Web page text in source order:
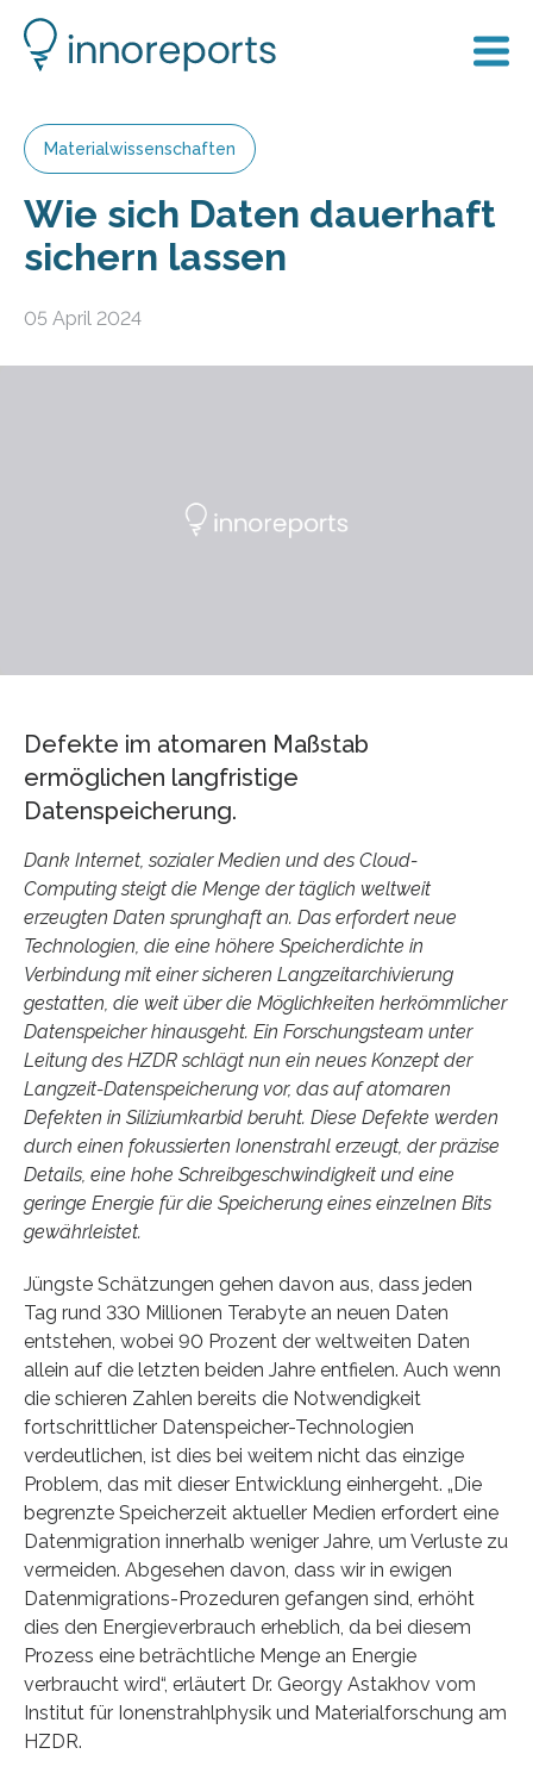
Materialwissenschaften
Wie sich Daten dauerhaft
sichern lassen
05 April 2024
Defekte im atomaren Maßstab
ermöglichen langfristige
Datenspeicherung.
Dank Internet, sozialer Medien und des Cloud-
Computing steigt die Menge der täglich weltweit
erzeugten Daten sprunghaft an. Das erfordert neue
Technologien, die eine höhere Speicherdichte in
Verbindung mit einer sicheren Langzeitarchivierung
gestatten, die weit über die Möglichkeiten herkömmlicher
Datenspeicher hinausgeht. Ein Forschungsteam unter
Leitung des HZDR schlägt nun ein neues Konzept der
Langzeit-Datenspeicherung vor, das auf atomaren
Defekten in Siliziumkarbid beruht. Diese Defekte werden
durch einen fokussierten Ionenstrahl erzeugt, der präzise
Details, eine hohe Schreibgeschwindigkeit und eine
geringe Energie für die Speicherung eines einzelnen Bits
gewährleistet.
Jüngste Schätzungen gehen davon aus, dass jeden
Tag rund 330 Millionen Terabyte an neuen Daten
entstehen, wobei 90 Prozent der weltweiten Daten
allein auf die letzten beiden Jahre entfielen. Auch wenn
die schieren Zahlen bereits die Notwendigkeit
fortschrittlicher Datenspeicher-Technologien
verdeutlichen, ist dies bei weitem nicht das einzige
Problem, das mit dieser Entwicklung einhergeht. „Die
begrenzte Speicherzeit aktueller Medien erfordert eine
Datenmigration innerhalb weniger Jahre, um Verluste zu
vermeiden. Abgesehen davon, dass wir in ewigen
Datenmigrations-Prozeduren gefangen sind, erhöht
dies den Energieverbrauch erheblich, da bei diesem
Prozess eine beträchtliche Menge an Energie
verbraucht wird“, erläutert Dr. Georgy Astakhov vom
Institut für Ionenstrahlphysik und Materialforschung am
HZDR.